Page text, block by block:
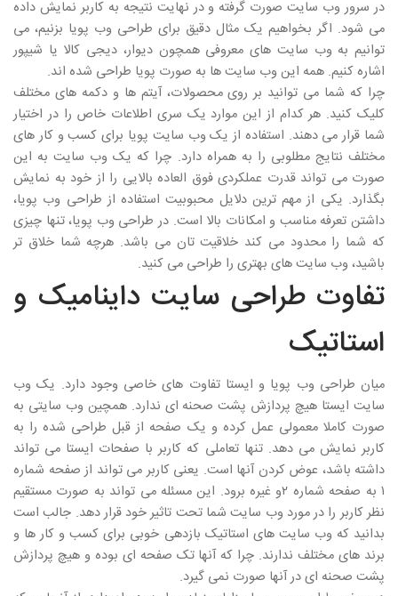
در سرور وب سایت صورت گرفته و در نهایت نتیجه به کاربر نمایش داده
می شود. اگر بخواهیم یک مثال دقیق برای طراحی وب پویا بزنیم، می
توانیم به وب سایت های معروفی همچون دیوار، دیجی کالا یا شیپور
اشاره کنیم. همه این وب سایت ها به صورت پویا طراحی شده اند.
چرا که شما می توانید بر روی محصولات، آیتم ها و دکمه های مختلف
کلیک کنید. هر کدام از این موارد یک سری اطلاعات خاص را در اختیار
شما قرار می دهند. استفاده از یک وب سایت پویا برای کسب و کار های
مختلف نتایج مطلوبی را به همراه دارد. چرا که یک وب سایت به این
صورت می تواند قدرت عملکردی فوق العاده بالایی را از خود به نمایش
بگذارد. یکی از مهم ترین دلایل محبوبیت استفاده از طراحی وب پویا،
داشتن تعرفه مناسب و امکانات بالا است. در طراحی وب پویا، تنها چیزی
که شما را محدود می کند خلاقیت تان می باشد. هرچه شما خلاق تر
باشید، وب سایت های بهتری را طراحی می کنید.
تفاوت طراحی سایت داینامیک و
استاتیک
میان طراحی وب پویا و ایستا تفاوت های خاصی وجود دارد. یک وب
سایت ایستا هیچ پردازش پشت صحنه ای ندارد. همچین وب سایتی به
صورت کاملا معمولی عمل کرده و یک صفحه از قبل طراحی شده را به
کاربر نمایش می دهد. تنها تعاملی که کاربر با صفحات ایستا می تواند
داشته باشد، عوض کردن آنها است. یعنی کاربر می تواند از صفحه شماره
۱ به صفحه شماره ۲و غیره برود. این مسئله می تواند به صورت مستقیم
نظر کاربر را در مورد وب سایت شما تحت تاثیر خود قرار دهد. جالب است
بدانید که وب سایت های استاتیک بازدهی خوبی برای کسب و کار ها و
برند های مختلف ندارند. چرا که آنها تک صفحه ای بوده و هیچ پردازش
پشت صحنه ای در آنها صورت نمی گیرد.